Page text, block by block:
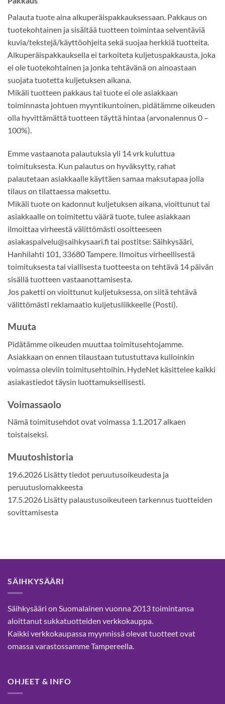
Palauta tuote aina alkuperäispakkauksessaan. Pakkaus on
tuotekohtainen ja sisältää tuotteen toimintaa selventäviä
kuvia/tekstejä/käyttöohjeita sekä suojaa herkkiä tuotteita.
Alkuperäispakkauksella ei tarkoiteta kuljetuspakkausta, joka
ei ole tuotekohtainen ja jonka tehtävänä on ainoastaan
suojata tuotetta kuljetuksen aikana.
Mikäli tuotteen pakkaus tai tuote ei ole asiakkaan
toiminnasta johtuen myyntikuntoinen, pidätämme oikeuden
olla hyvittämättä tuotteen täyttä hintaa (arvonalennus 0 –
100%).
Emme vastaanota palautuksia yli 14 vrk kuluttua
toimituksesta. Kun palautus on hyväksytty, rahat
palautetaan asiakkaalle käyttäen samaa maksutapaa jolla
tilaus on tilattaessa maksettu.
Mikäli tuote on kadonnut kuljetuksen aikana, vioittunut tai
asiakkaalle on toimitettu väärä tuote, tulee asiakkaan
ilmoittaa virheestä välittömästi osoitteeseen
asiakaspalvelu@saihkysaari.fi tai postitse: Säihkysääri,
Hanhilahti 101, 33680 Tampere. Ilmoitus virheellisestä
toimituksesta tai viallisesta tuotteesta on tehtävä 14 päivän
sisällä tuotteen vastaanottamisesta.
Jos paketti on vioittunut kuljetuksessa, on siitä tehtävä
välittömästi reklamaatio kuljetusliikkeelle (Posti).
Muuta
Pidätämme oikeuden muuttaa toimitusehtojamme.
Asiakkaan on ennen tilaustaan tutustuttava kulloinkin
voimassa oleviin toimitusehtoihin. HydeNet käsittelee kaikki
asiakastiedot täysin luottamuksellisesti.
Voimassaolo
Nämä toimitusehdot ovat voimassa 1.1.2017 alkaen
toistaiseksi.
Muutoshistoria
19.6.2026 Lisätty tiedot peruutusoikeudesta ja
peruutuslomakkeesta
17.5.2026 Lisätty palaustusoikeuteen tarkennus tuotteiden
sovittamisesta
SÄIHKYSÄÄRI
Säihkysääri on Suomalainen vuonna 2013 toimintansa
aloittanut sukkatuotteiden verkkokauppa.
Kaikki verkkokaupassa myynnissä olevat tuotteet ovat
omassa varastossamme Tampereella.
OHJEET & INFO